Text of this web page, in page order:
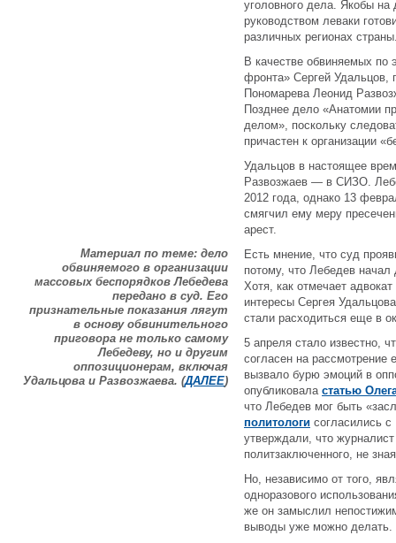
уголовного дела. Якобы на
руководством леваки
различных регионах
В качестве обвиняемых по
фронта» Сергей
Пономарева Леонид
Позднее дело «Анатомии
делом», поскольку
причастен к организации
Удальцов в настоящее
Развозжаев — в СИЗО.
2012 года, однако 13
смягчил ему меру
арест.
Материал по теме: дело
обвиняемого в организации
массовых беспорядков Лебедева
передано в суд. Его
признательные показания лягут
в основу обвинительного
приговора не только самому
Лебедеву, но и другим
оппозиционерам, включая
Удальцова и Развозжаева. (ДАЛЕЕ)
Есть мнение, что суд
потому, что Лебедев начал
Хотя, как отмечает
интересы Сергея
стали расходиться еще в
5 апреля стало известно,
согласен на рассмотрение
вызвало бурю эмоций в
опубликовала статью
что Лебедев мог быть
политологи согласились
утверждали, что
политзаключенного, не
Но, независимо от того,
одноразового
же он замыслил
выводы уже можно делать.